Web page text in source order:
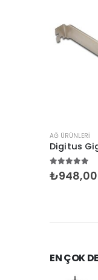
AĞ ÜRÜNLERI
5.00 5
₺948,00
EN ÇOK